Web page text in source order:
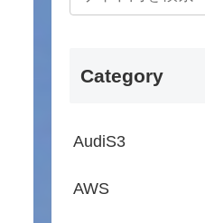
Category
AudiS3
AWS